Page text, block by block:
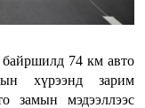
74 км авто
хүрээнд зарим
замын мэдээллээс